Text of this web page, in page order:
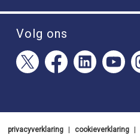
Volg ons
privacyverklaring | cookieverklaring |